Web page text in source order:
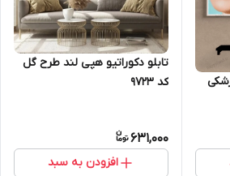
تابلو دکوراتیو هپی لند طرح گل
کد 9723
631,000
افزودن به سبد